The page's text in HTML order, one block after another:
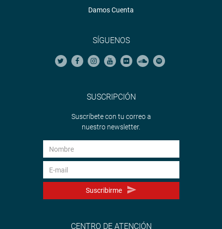
Damos Cuenta
SÍGUENOS
SUSCRIPCIÓN
Suscríbete con tu correo a
nuestro newsletter.
Suscribirme
CENTRO DE ATENCIÓN